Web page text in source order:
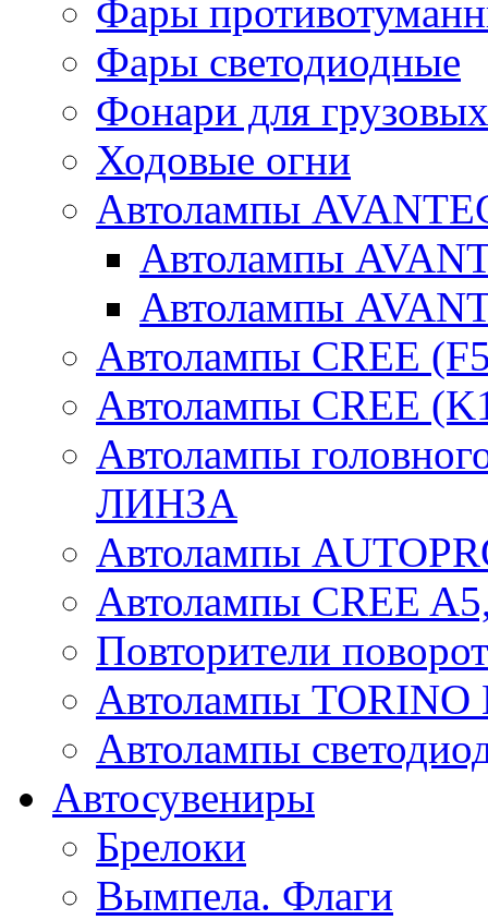
Фары
Фары светодиодные
Фонари для
Ходовые огни
Автолампы
Автолампы
Автолампы
Автолампы CREE
Автолампы CREE
Автолампы
ЛИНЗА
Автолампы
Автолампы CREE
Повторители
Автолампы
Автолампы
Автосувениры
Брелоки
Вымпела. Флаги